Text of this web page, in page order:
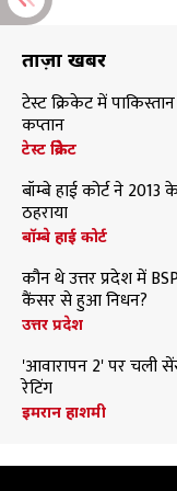
ताज़ा खबरें
टेस्ट क्रिकेट में
कप्तान
टेस्ट क्रिकेट
बॉम्बे हाई कोर्ट ने
ठहराया
बॉम्बे हाई कोर्ट
कौन थे उत्तर प्रदेश में
कैंसर से हुआ निधन?
उत्तर प्रदेश
'आवारापन 2' पर चली
रेटिंग
इमरान हाशमी